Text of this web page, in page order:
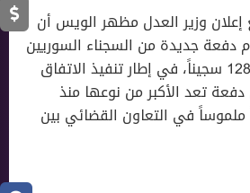
إعلان وزير العدل مظهر الويس أن
دفعة جديدة من السجناء السوريين
في لبنان يبلغ عددهم 128 سجيناً، في إطار تنفيذ الاتفاق
تعد الأكبر من نوعها منذ
في التعاون القضائي بين